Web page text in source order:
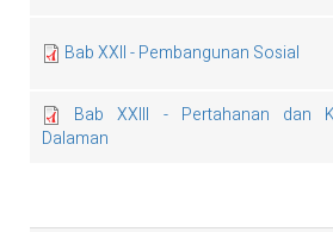
Bab XXII - Pembangunan Sosial
Bab XXIII - Pertahanan dan
Dalaman